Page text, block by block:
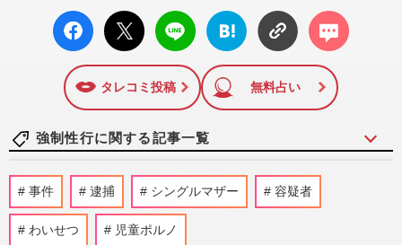
facebo
ok い
X ポス
ト
LINE
はてな
ブック
に追加
コメン
ト
タレコミ投稿 無料占い
強制性行に関する記事一覧
「神父に従えば苦しみから救われる」と信
じ続けた被害者女性が実名告白、カトリッ
ク教会のチリ人神父から受…
週刊女性2024年3月26日号
事件 逮捕 シングルマザー 容疑者
わいせつ 児童ポルノ